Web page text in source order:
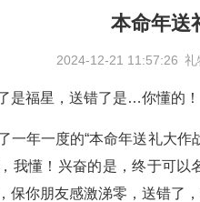
本命年送
2024-12-21 11:57:26 礼
是福星，送错了是…你懂的！
一年一度的“本命年送礼大
我懂！兴奋的是，终于可
保你朋友感激涕零，送错了